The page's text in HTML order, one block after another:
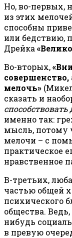
Но, во-первых,
из этих
способны
или бедствию,
Дрейка
Во-вторых,
мелочь»
сказать и
именно так:
мысль, потому
мелочи – с
практическое
нравственное
В-третьих,
частью общей
психического
общества.
нибудь
в превую